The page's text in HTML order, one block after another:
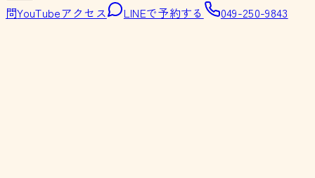
問YouTubeアクセス LINEで予約する 049-250-9843